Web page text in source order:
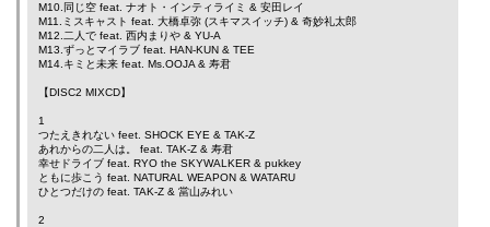
M10.同じ空 feat. ナオト・インティライミ & 安田レイ
M11.ミスキャスト feat. 大橋卓弥 (スキマスイッチ) & 奇妙礼太郎
M12.二人で feat. 西内まりや & YU-A
M13.ずっとマイラブ feat. HAN-KUN & TEE
M14.キミと未来 feat. Ms.OOJA & 寿君
【DISC2 MIXCD】
1
つたえきれない feet. SHOCK EYE & TAK-Z
あれからの二人は。 feat. TAK-Z & 寿君
幸せドライブ feat. RYO the SKYWALKER & pukkey
ともに歩こう feat. NATURAL WEAPON & WATARU
ひとつだけの feat. TAK-Z & 當山みれい
2